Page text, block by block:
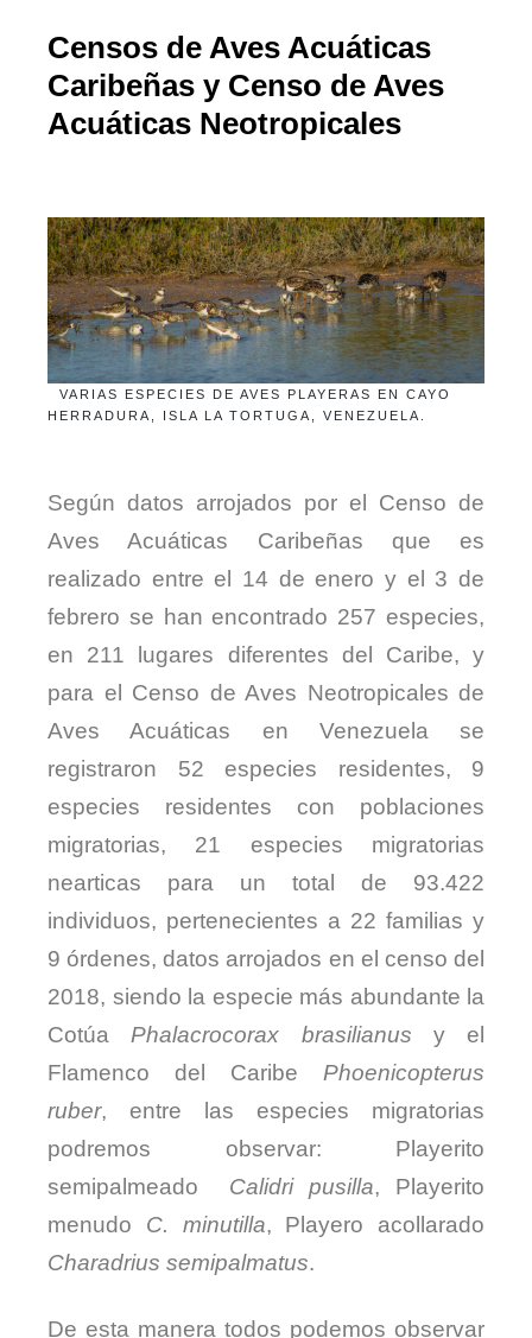
Censos de Aves Acuáticas
Caribeñas y Censo de Aves
Acuáticas Neotropicales
VARIAS ESPECIES DE AVES PLAYERAS EN CAYO
HERRADURA, ISLA LA TORTUGA, VENEZUELA.
Según datos arrojados por el Censo de
Aves Acuáticas Caribeñas que es
realizado entre el 14 de enero y el 3 de
febrero se han encontrado 257 especies,
en 211 lugares diferentes del Caribe, y
para el Censo de Aves Neotropicales de
Aves Acuáticas en Venezuela se
registraron 52 especies residentes, 9
especies residentes con poblaciones
migratorias, 21 especies migratorias
nearticas para un total de 93.422
individuos, pertenecientes a 22 familias y
9 órdenes, datos arrojados en el censo del
2018, siendo la especie más abundante la
Cotúa Phalacrocorax brasilianus y el
Flamenco del Caribe Phoenicopterus
ruber, entre las especies migratorias
podremos observar: Playerito
semipalmeado Calidri pusilla, Playerito
menudo C. minutilla, Playero acollarado
Charadrius semipalmatus.
De esta manera todos podemos observar